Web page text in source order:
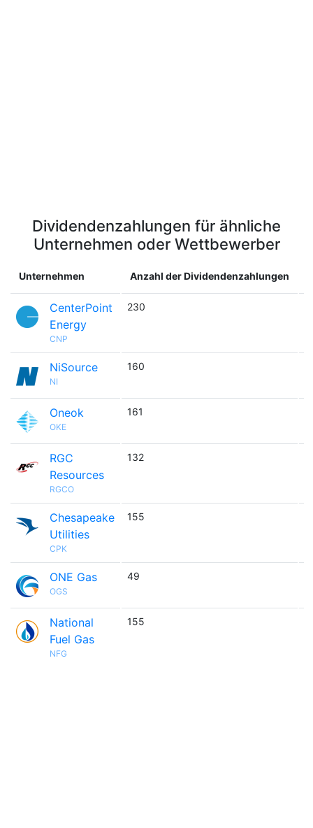
Dividendenzahlungen für ähnliche
Unternehmen oder Wettbewerber
Unternehmen Anzahl der Dividendenzahlungen
CenterPoint
Energy
CNP
230
NiSource
NI
160
Oneok
OKE
161
RGC
Resources
RGCO
132
Chesapeake
Utilities
CPK
155
ONE Gas
OGS
49
National
Fuel Gas
NFG
155